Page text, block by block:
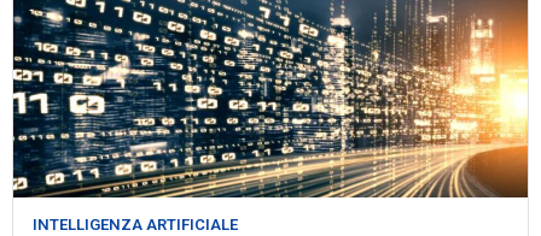
INTELLIGENZA ARTIFICIALE